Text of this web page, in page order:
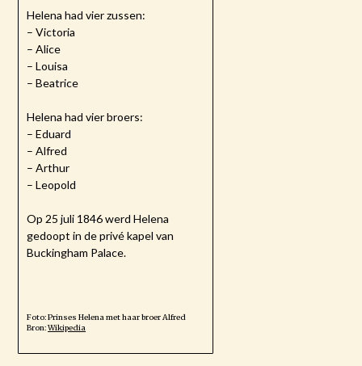
Helena had vier zussen:
– Victoria
– Alice
– Louisa
– Beatrice
Helena had vier broers:
– Eduard
– Alfred
– Arthur
– Leopold
Op 25 juli 1846 werd Helena
gedoopt in de privé kapel van
Buckingham Palace.
Foto: Prinses Helena met haar broer Alfred
Bron:Wikipedia